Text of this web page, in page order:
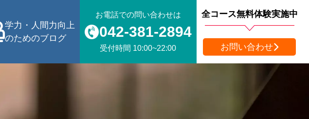
学力・人間力向上
のためのブログ
お電話での問い合わせは
042-381-2894
受付時間 10:00~22:00
全コース無料体験実施中
お問い合わせ